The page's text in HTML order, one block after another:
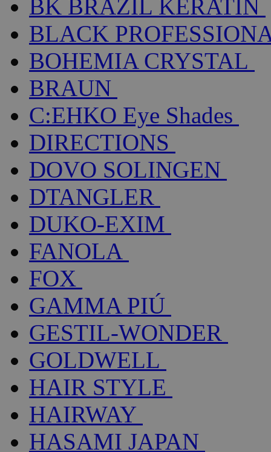
BK BRAZIL KERATIN
BLACK
BOHEMIA CRYSTAL
BRAUN
C:EHKO Eye Shades
DIRECTIONS
DOVO SOLINGEN
DTANGLER
DUKO-EXIM
FANOLA
FOX
GAMMA PIÚ
GESTIL-WONDER
GOLDWELL
HAIR STYLE
HAIRWAY
HASAMI JAPAN